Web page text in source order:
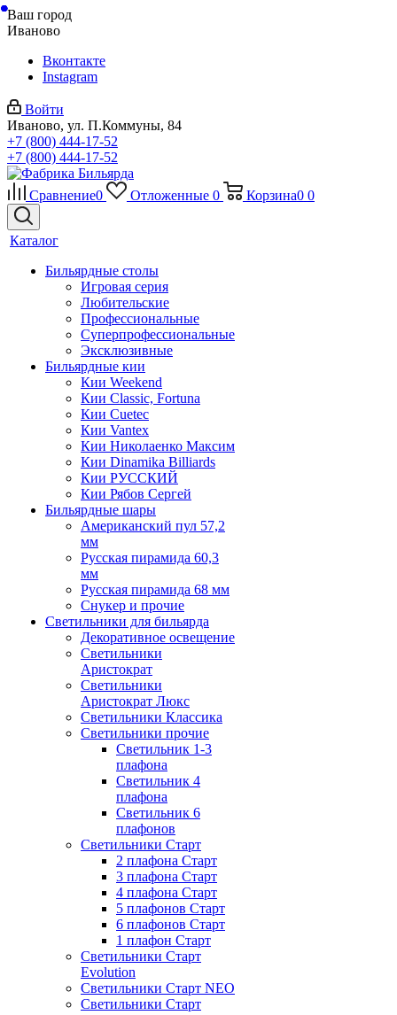
Ваш город
Иваново
Вконтакте
Instagram
Войти
Иваново, ул. П.Коммуны, 84
+7 (800) 444-17-52
+7 (800) 444-17-52
Сравнение0 Отложенные 0 Корзина0 0
Каталог
Бильярдные столы
Игровая серия
Любительские
Профессиональные
Суперпрофессиональные
Эксклюзивные
Бильярдные кии
Кии Weekend
Кии Classic, Fortuna
Кии Cuetec
Кии Vantex
Кии Николаенко Максим
Кии Dinamika Billiards
Кии РУССКИЙ
Кии Рябов Сергей
Бильярдные шары
Американский пул 57,2
мм
Русская пирамида 60,3
мм
Русская пирамида 68 мм
Снукер и прочие
Светильники для бильярда
Декоративное освещение
Светильники
Аристократ
Светильники
Аристократ Люкс
Светильники Классика
Светильники прочие
Светильник 1-3
плафона
Светильник 4
плафона
Светильник 6
плафонов
Светильники Старт
2 плафона Старт
3 плафона Старт
4 плафона Старт
5 плафонов Старт
6 плафонов Старт
1 плафон Старт
Светильники Старт
Evolution
Светильники Старт NEO
Светильники Старт